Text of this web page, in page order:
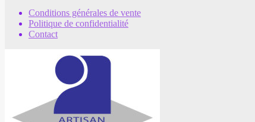
Conditions générales de vente
Politique de confidentialité
Contact